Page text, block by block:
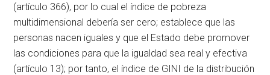
(artículo 366), por lo cual el índice de pobreza
multidimensional debería ser cero; establece que las
personas nacen iguales y que el Estado debe promover
las condiciones para que la igualdad sea real y efectiva
(artículo 13); por tanto, el índice de GINI de la distribución